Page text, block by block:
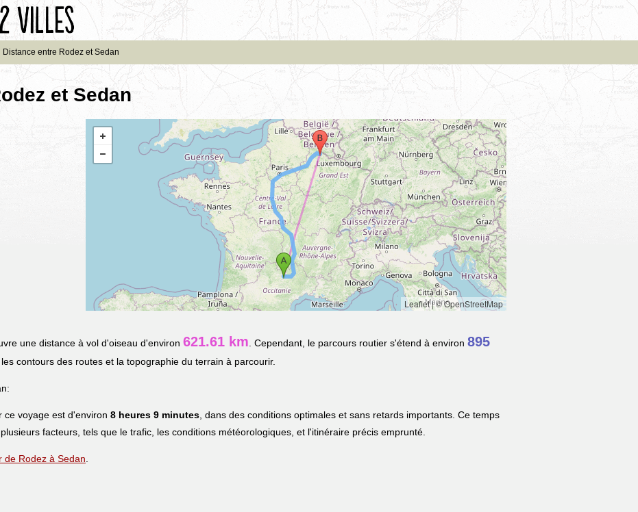
Distance entre Rodez et Sedan
et Sedan
Leaflet|© OpenStreetMap
une distance à vol d'oiseau d'environ 621.61 km . Cependant, le parcours routier s'étend à environ 895
contours des routes et la topographie du terrain à parcourir.
ce voyage est d'environ 8 heures 9 minutes , dans des conditions optimales et sans retards importants. Ce temps
facteurs, tels que le trafic, les conditions météorologiques, et l'itinéraire précis emprunté.
de Rodez à Sedan